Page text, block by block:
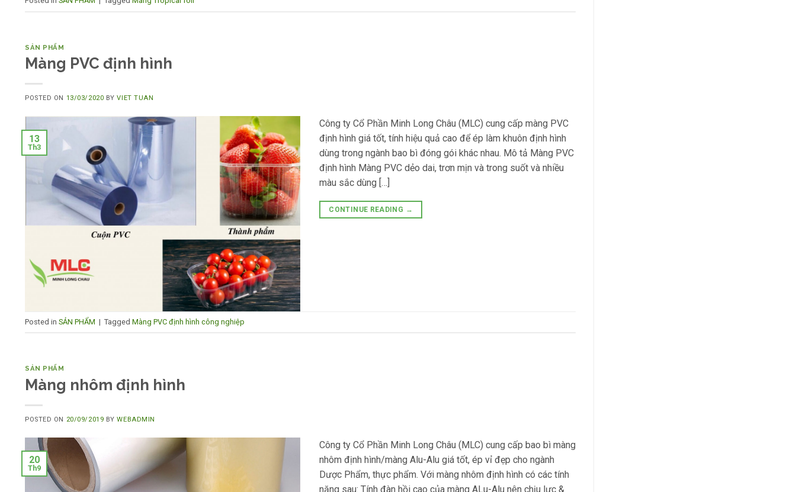
SẢN PHẨM
Màng PVC định hình
POSTED ON 13/03/2020 BYVIET TUAN
13
Th3
Công ty Cổ Phần Minh Long Châu (MLC) cung cấp màng PVC
định hình giá tốt, tính hiệu quả cao để ép làm khuôn định hình
dùng trong ngành bao bì đóng gói khác nhau. Mô tả Màng PVC
định hình Màng PVC dẻo dai, trơn mịn và trong suốt và nhiều
màu sắc dùng […]
CONTINUE READING →
Posted in SẢN PHẨM | Tagged Màng PVC định hình công nghiệp
SẢN PHẨM
Màng nhôm định hình
POSTED ON 20/09/2019 BYWEBADMIN
20
Th9
Công ty Cổ Phần Minh Long Châu (MLC) cung cấp bao bì màng
nhôm định hình/màng Alu-Alu giá tốt, ép vỉ đẹp cho ngành
Dược Phẩm, thực phẩm. Với màng nhôm định hình có các tính
năng sau: Tính đàn hồi cao của màng ALu-Alu nên chịu lực &